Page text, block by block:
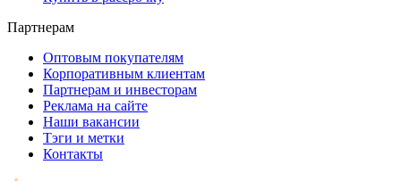
Партнерам
Оптовым покупателям
Корпоративным клиентам
Партнерам и инвесторам
Реклама на сайте
Наши вакансии
Тэги и метки
Контакты